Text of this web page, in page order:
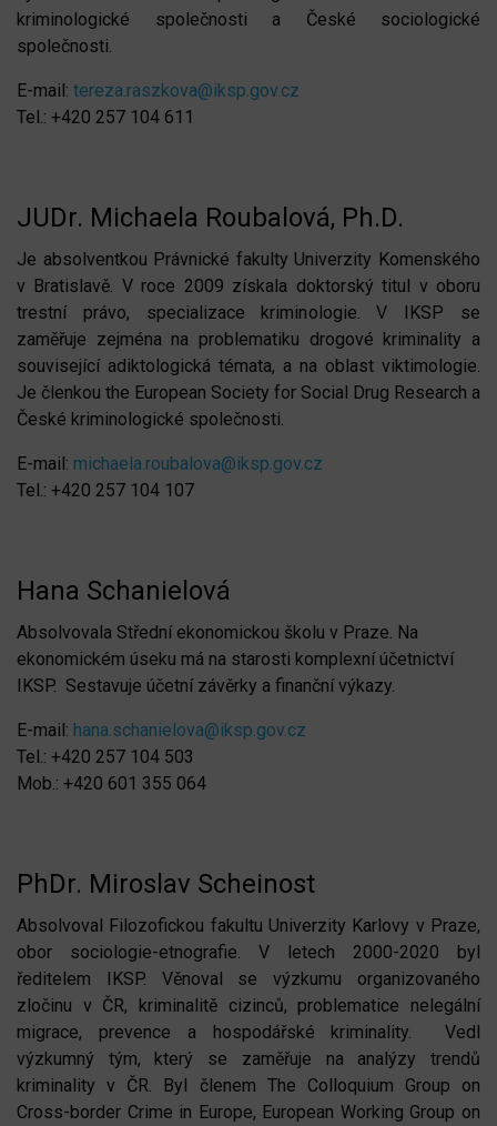
kriminologické společnosti a České sociologické
společnosti.
E-mail: tereza.raszkova@iksp.gov.cz
Tel.: +420 257 104 611
JUDr. Michaela Roubalová, Ph.D.
Je absolventkou Právnické fakulty Univerzity Komenského
v Bratislavě. V roce 2009 získala doktorský titul v oboru
trestní právo, specializace kriminologie. V IKSP se
zaměřuje zejména na problematiku drogové kriminality a
související adiktologická témata, a na oblast viktimologie.
Je členkou the European Society for Social Drug Research a
České kriminologické společnosti.
E-mail: michaela.roubalova@iksp.gov.cz
Tel.: +420 257 104 107
Hana Schanielová
Absolvovala Střední ekonomickou školu v Praze. Na
ekonomickém úseku má na starosti komplexní účetnictví
IKSP. Sestavuje účetní závěrky a finanční výkazy.
E-mail: hana.schanielova@iksp.gov.cz
Tel.: +420 257 104 503
Mob.: +420 601 355 064
PhDr. Miroslav Scheinost
Absolvoval Filozofickou fakultu Univerzity Karlovy v Praze,
obor sociologie-etnografie. V letech 2000-2020 byl
ředitelem IKSP. Věnoval se výzkumu organizovaného
zločinu v ČR, kriminalitě cizinců, problematice nelegální
migrace, prevence a hospodářské kriminality. Vedl
výzkumný tým, který se zaměřuje na analýzy trendů
kriminality v ČR. Byl členem The Colloquium Group on
Cross-border Crime in Europe, European Working Group on